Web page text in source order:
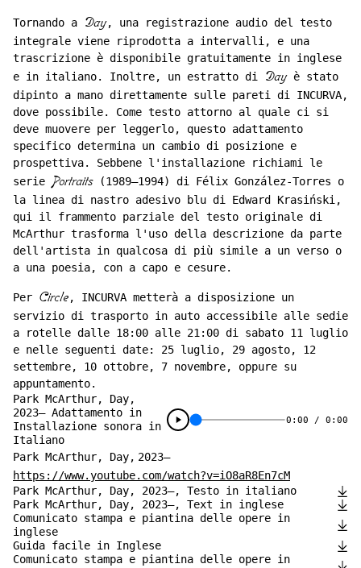
Tornando a Day, una registrazione audio del testo
integrale viene riprodotta a intervalli, e una
trascrizione è disponibile gratuitamente in inglese
e in italiano. Inoltre, un estratto di
Dayè stato
dipinto a mano direttamente sulle pareti di INCURVA,
dove possibile. Come testo attorno al quale ci si
deve muovere per leggerlo, questo adattamento
specifico determina un cambio di posizione e
prospettiva. Sebbene l'installazione richiami le
serie Portraits(1989–1994) di Félix González-Torres o
la linea di nastro adesivo blu di Edward Krasiński,
qui il frammento parziale del testo originale di
McArthur trasforma l'uso della descrizione da parte
dell'artista in qualcosa di più simile a un verso o
a una poesia, con a capo e cesure.
Per Circle, INCURVA metterà a disposizione un
servizio di trasporto in auto accessibile alle sedie
a rotelle dalle 18:00 alle 21:00 di sabato 11 luglio
e nelle seguenti date: 25 luglio, 29 agosto, 12
settembre, 10 ottobre, 7 novembre, oppure su
appuntamento.
Park McArthur, Day,
2023– Adattamento in
Installazione sonora in
Italiano
0:00 / 0:00
Park McArthur, Day, 2023–
https://www.youtube.com/watch?v=iO8aR8En7cM
Park McArthur, Day, 2023–, Testo in italiano
Park McArthur, Day, 2023–, Text in inglese
Comunicato stampa e piantina delle opere in
inglese
Guida facile in Inglese
Comunicato stampa e piantina delle opere in